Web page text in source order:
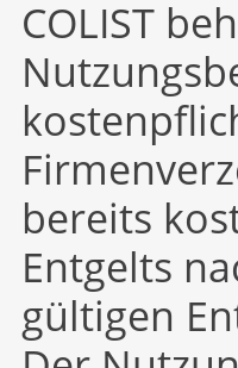
COLIST
bereits
Entgelts
gültigen